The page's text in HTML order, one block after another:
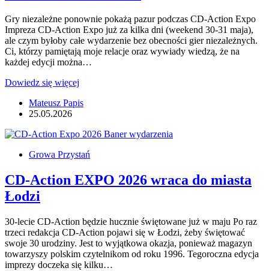
Gry niezależne ponownie pokażą pazur podczas CD-Action Expo
Impreza CD-Action Expo już za kilka dni (weekend 30-31 maja),
ale czym byłoby całe wydarzenie bez obecności gier niezależnych.
Ci, którzy pamiętają moje relacje oraz wywiady wiedzą, że na
każdej edycji można…
Dowiedz się więcej
EXPO
zaskoczy
Indie
Show
Mateusz Papis
25.05.2026
Growa Przystań
CD-Action EXPO 2026 wraca do miasta
Łodzi
30-lecie CD-Action będzie hucznie świętowane już w maju Po raz
trzeci redakcja CD-Action pojawi się w Łodzi, żeby świętować
swoje 30 urodziny. Jest to wyjątkowa okazja, ponieważ magazyn
towarzyszy polskim czytelnikom od roku 1996. Tegoroczna edycja
imprezy doczeka się kilku…